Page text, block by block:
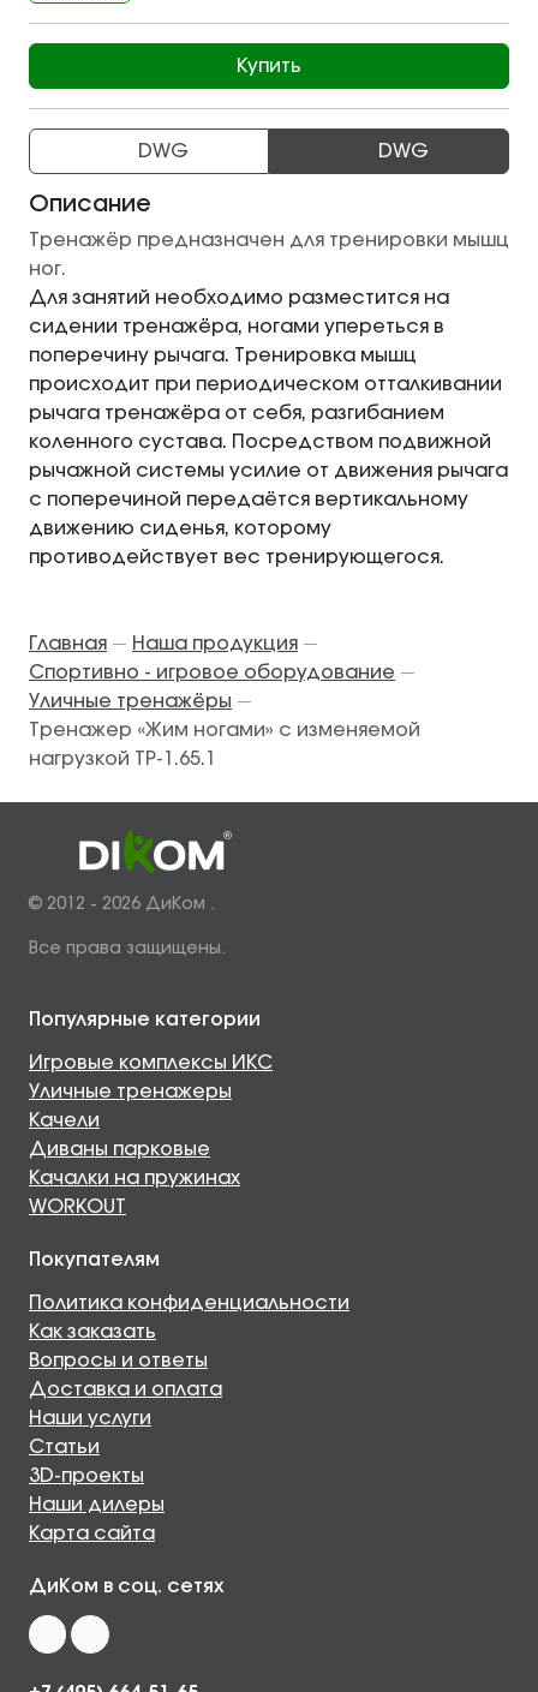
Купить
DWG DWG
Описание
Тренажёр предназначен для тренировки мышц
ног.
Для занятий необходимо разместится на
сидении тренажёра, ногами упереться в
поперечину рычага. Тренировка мышц
происходит при периодическом отталкивании
рычага тренажёра от себя, разгибанием
коленного сустава. Посредством подвижной
рычажной системы усилие от движения рычага
с поперечиной передаётся вертикальному
движению сиденья, которому
противодействует вес тренирующегося.
Главная — Наша продукция —
Спортивно - игровое оборудование —
Уличные тренажёры —
Тренажер «Жим ногами» с изменяемой
нагрузкой ТР-1.65.1
© 2012 - 2026 ДиКом .
Все права защищены.
Популярные категории
Игровые комплексы ИКС
Уличные тренажеры
Качели
Диваны парковые
Качалки на пружинах
WORKOUT
Покупателям
Политика конфиденциальности
Как заказать
Вопросы и ответы
Доставка и оплата
Наши услуги
Статьи
3D-проекты
Наши дилеры
Карта сайта
ДиКом в соц. сетях